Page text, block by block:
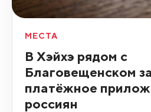
МЕСТА
В Хэйхэ рядом с
Благовещенском
платёжное
россиян